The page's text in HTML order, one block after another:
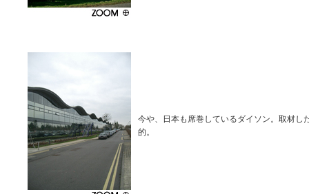
今や、日本も席巻しているダイソン。取材し
的。